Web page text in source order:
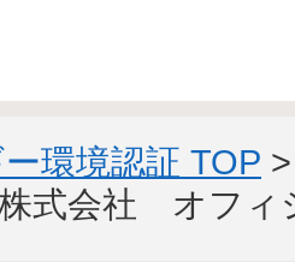
環境認証 TOP
式会社 オフィ